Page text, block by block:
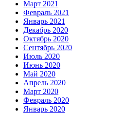
Март 2021
Февраль 2021
Январь 2021
Декабрь 2020
Октябрь 2020
Сентябрь 2020
Июль 2020
Июнь 2020
Май 2020
Апрель 2020
Март 2020
Февраль 2020
Январь 2020